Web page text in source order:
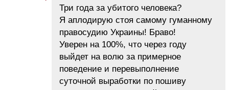
Три года за убитого человека?
Я аплодирую стоя самому гуманному
правосудию Украины! Браво!
Уверен на 100%, что через году
выйдет на волю за примерное
поведение и перевыполнение
суточной выработки по пошиву